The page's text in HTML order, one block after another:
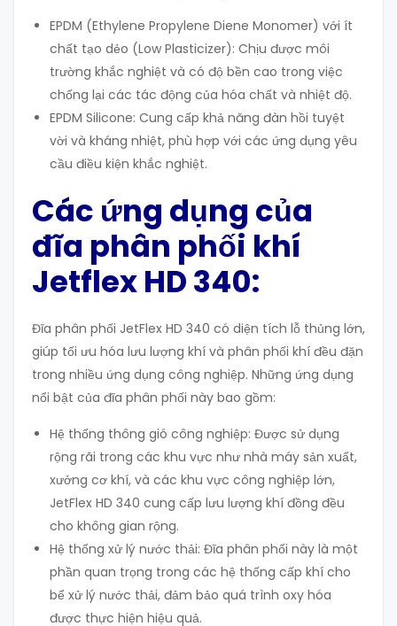
EPDM (Ethylene Propylene Diene Monomer) với ít
chất tạo dẻo (Low Plasticizer): Chịu được môi
trường khắc nghiệt và có độ bền cao trong việc
chống lại các tác động của hóa chất và nhiệt độ.
EPDM Silicone: Cung cấp khả năng đàn hồi tuyệt
vời và kháng nhiệt, phù hợp với các ứng dụng yêu
cầu điều kiện khắc nghiệt.
Các ứng dụng của
đĩa phân phối khí
JetflexHD340:
Đĩa phân phối JetFlex HD 340 có diện tích lỗ thủng lớn,
giúp tối ưu hóa lưu lượng khí và phân phối khí đều đặn
trong nhiều ứng dụng công nghiệp. Những ứng dụng
nổi bật của đĩa phân phối này bao gồm:
Hệ thống thông gió công nghiệp: Được sử dụng
rộng rãi trong các khu vực như nhà máy sản xuất,
xưởng cơ khí, và các khu vực công nghiệp lớn,
JetFlex HD 340 cung cấp lưu lượng khí đồng đều
cho không gian rộng.
Hệ thống xử lý nước thải: Đĩa phân phối này là một
phần quan trọng trong các hệ thống cấp khí cho
bể xử lý nước thải, đảm bảo quá trình oxy hóa
được thực hiện hiệu quả.